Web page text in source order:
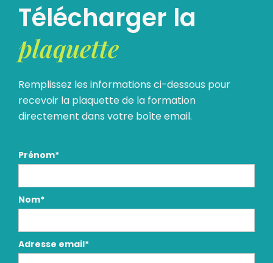
Télécharger la
plaquette
Remplissez les informations ci-dessous pour
recevoir la plaquette de la formation
directement dans votre boîte email.
Prénom*
Nom*
Adresse email*